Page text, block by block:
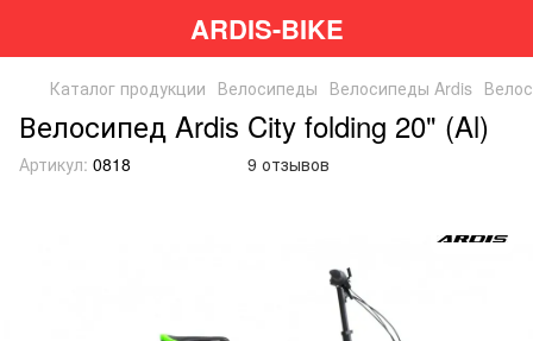
ARDIS-BIKE
Каталог продукции Велосипеды Велосипеды Ardis
Велосипед Ardis City folding 20" (Al)
Артикул: 0818 9 отзывов